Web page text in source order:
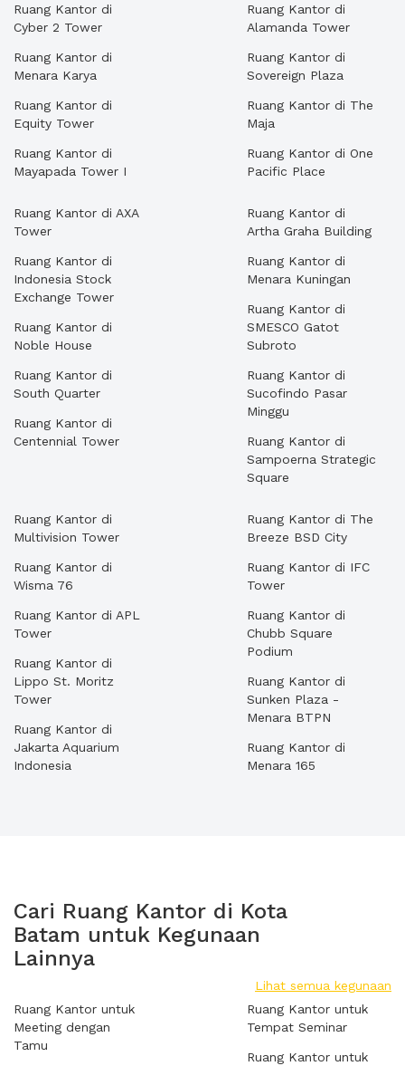
Ruang Kantor di
Cyber 2 Tower
Ruang Kantor di
Menara Karya
Ruang Kantor di
Equity Tower
Ruang Kantor di
Mayapada Tower I
Ruang Kantor di
Alamanda Tower
Ruang Kantor di
Sovereign Plaza
Ruang Kantor di The
Maja
Ruang Kantor di One
Pacific Place
Ruang Kantor di AXA
Tower
Ruang Kantor di
Indonesia Stock
Exchange Tower
Ruang Kantor di
Noble House
Ruang Kantor di
South Quarter
Ruang Kantor di
Centennial Tower
Ruang Kantor di
Artha Graha Building
Ruang Kantor di
Menara Kuningan
Ruang Kantor di
SMESCO Gatot
Subroto
Ruang Kantor di
Sucofindo Pasar
Minggu
Ruang Kantor di
Sampoerna Strategic
Square
Ruang Kantor di
Multivision Tower
Ruang Kantor di
Wisma 76
Ruang Kantor di APL
Tower
Ruang Kantor di
Lippo St. Moritz
Tower
Ruang Kantor di
Jakarta Aquarium
Indonesia
Ruang Kantor di The
Breeze BSD City
Ruang Kantor di IFC
Tower
Ruang Kantor di
Chubb Square
Podium
Ruang Kantor di
Sunken Plaza -
Menara BTPN
Ruang Kantor di
Menara 165
Cari Ruang Kantor di Kota
Batam untuk Kegunaan
Lainnya
Lihat semua kegunaan
Ruang Kantor untuk
Meeting dengan
Tamu
Ruang Kantor untuk
Tempat Seminar
Ruang Kantor untuk